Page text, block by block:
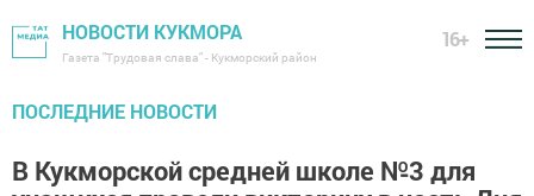
НОВОСТИ КУКМОРА
Газета "Трудовая слава" - Кукморский район
16+
ПОСЛЕДНИЕ НОВОСТИ
В Кукморской средней школе №3 для